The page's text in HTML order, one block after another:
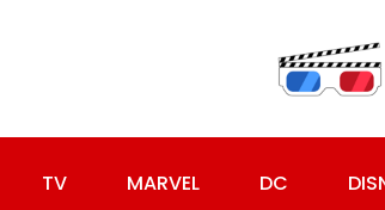
TV MARVEL DC